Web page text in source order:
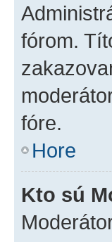
fórom.
fóre.
Hore
Kto sú